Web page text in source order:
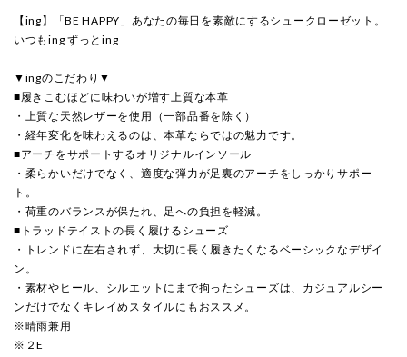
【ing】「BE HAPPY」あなたの毎日を素敵にするシュークローゼット。
いつもing ずっとing
▼ingのこだわり▼
■履きこむほどに味わいが増す上質な本革
・上質な天然レザーを使用（一部品番を除く）
・経年変化を味わえるのは、本革ならではの魅力です。
■アーチをサポートするオリジナルインソール
・柔らかいだけでなく、適度な弾力が足裏のアーチをしっかりサポー
ト。
・荷重のバランスが保たれ、足への負担を軽減。
■トラッドテイストの長く履けるシューズ
・トレンドに左右されず、大切に長く履きたくなるベーシックなデザイ
ン。
・素材やヒール、シルエットにまで拘ったシューズは、カジュアルシー
ンだけでなくキレイめスタイルにもおススメ。
※晴雨兼用
※２E